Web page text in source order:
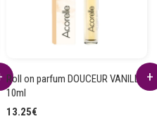
Roll on parfum DOUCEUR VANILLÉE
10ml
13.25€